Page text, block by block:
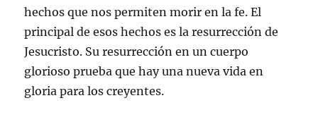
hechos que nos permiten morir en la fe. El
principal de esos hechos es la resurrección de
Jesucristo. Su resurrección en un cuerpo
glorioso prueba que hay una nueva vida en
gloria para los creyentes.